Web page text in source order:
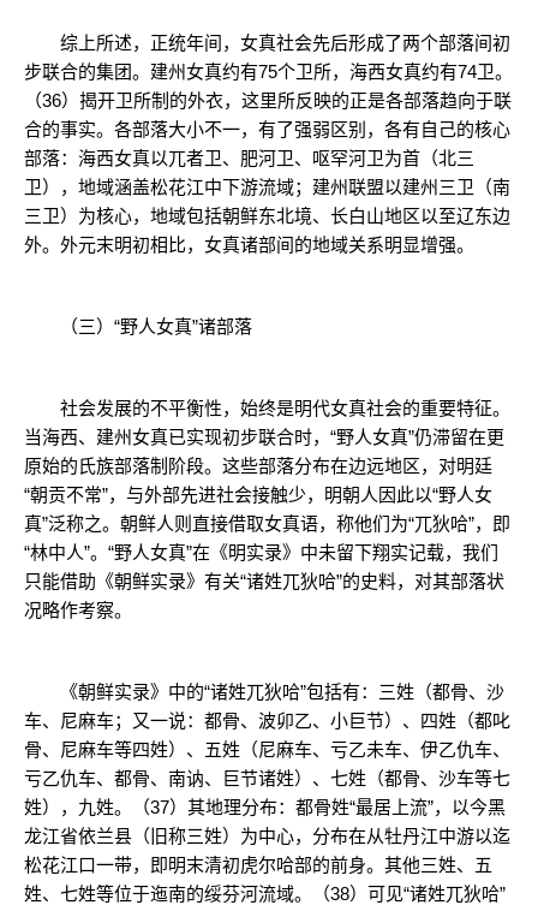
综上所述，正统年间，女真社会先后形成了两个部落间初
步联合的集团。建州女真约有75个卫所，海西女真约有74卫。
（36）揭开卫所制的外衣，这里所反映的正是各部落趋向于联
合的事实。各部落大小不一，有了强弱区别，各有自己的核心
部落：海西女真以兀者卫、肥河卫、呕罕河卫为首（北三
卫），地域涵盖松花江中下游流域；建州联盟以建州三卫（南
三卫）为核心，地域包括朝鲜东北境、长白山地区以至辽东边
外。外元末明初相比，女真诸部间的地域关系明显增强。
（三）“野人女真”诸部落
社会发展的不平衡性，始终是明代女真社会的重要特征。
当海西、建州女真已实现初步联合时，“野人女真”仍滞留在更
原始的氏族部落制阶段。这些部落分布在边远地区，对明廷
“朝贡不常”，与外部先进社会接触少，明朝人因此以“野人女
真”泛称之。朝鲜人则直接借取女真语，称他们为“兀狄哈”，即
“林中人”。“野人女真”在《明实录》中未留下翔实记载，我们
只能借助《朝鲜实录》有关“诸姓兀狄哈”的史料，对其部落状
况略作考察。
《朝鲜实录》中的“诸姓兀狄哈”包括有：三姓（都骨、沙
车、尼麻车；又一说：都骨、波卯乙、小巨节）、四姓（都叱
骨、尼麻车等四姓）、五姓（尼麻车、亏乙未车、伊乙仇车、
亏乙仇车、都骨、南讷、巨节诸姓）、七姓（都骨、沙车等七
姓），九姓。（37）其地理分布：都骨姓“最居上流”，以今黑
龙江省依兰县（旧称三姓）为中心，分布在从牡丹江中游以迄
松花江口一带，即明末清初虎尔哈部的前身。其他三姓、五
姓、七姓等位于迤南的绥芬河流域。（38）可见“诸姓兀狄哈”